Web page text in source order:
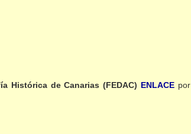
Histórica de Canarias (FEDAC) ENLACEpor